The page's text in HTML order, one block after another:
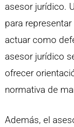
asesor jurídico.
para
actuar como
asesor jurídico
ofrecer
normativa de
Además, el